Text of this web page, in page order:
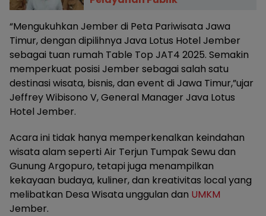
“Mengukuhkan Jember di Peta Pariwisata Jawa
Timur, dengan dipilihnya Java Lotus Hotel Jember
sebagai tuan rumah Table Top JAT4 2025. Semakin
memperkuat posisi Jember sebagai salah satu
destinasi wisata, bisnis, dan event di Jawa Timur,”ujar
Jeffrey Wibisono V, General Manager Java Lotus
Hotel Jember.
Acara ini tidak hanya memperkenalkan keindahan
wisata alam seperti Air Terjun Tumpak Sewu dan
Gunung Argopuro, tetapi juga menampilkan
kekayaan budaya, kuliner, dan kreativitas local yang
melibatkan Desa Wisata unggulan dan UMKM
Jember.